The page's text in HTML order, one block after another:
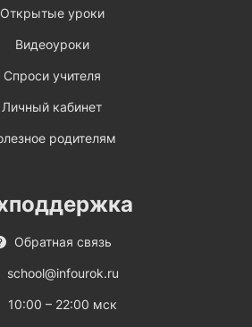
Открытые уроки
Видеоуроки
Спроси учителя
Личный кабинет
родителям
Обратная связь
school@infourok.ru
10:00 – 22:00 мск